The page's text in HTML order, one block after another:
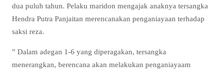
dua puluh tahun. Pelaku maridon mengajak anaknya tersangka
Hendra Putra Panjaitan merencanakan penganiayaan terhadap
saksi reza.
” Dalam adegan 1-6 yang diperagakan, tersangka
menerangkan, berencana akan melakukan penganiayaam